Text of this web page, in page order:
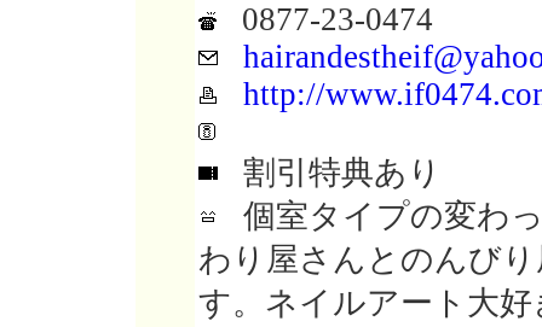
0877-23-0474
http://
割引特典あり
個室タイプの変わ
わり屋さんとのんび
す。ネイルアート大